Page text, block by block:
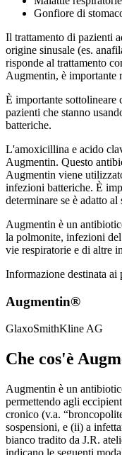
Gonfiore di
Il trattamento di pazienti
origine sinusale (es.
risponde al trattamento
Augmentin, è importante
È importante sottolineare
pazienti che stanno
batteriche.
L'amoxicillina e acido
Augmentin. Questo
Augmentin viene
infezioni batteriche. È
determinare se è adatto al
Augmentin è un
la polmonite, infezioni
vie respiratorie e di altre
Informazione destinata ai
Augmentin®
GlaxoSmithKline AG
Che cos'è
Augmentin è un
permettendo agli
cronico (v.a.
sospensioni, e (ii) a
bianco tradito da J.R.